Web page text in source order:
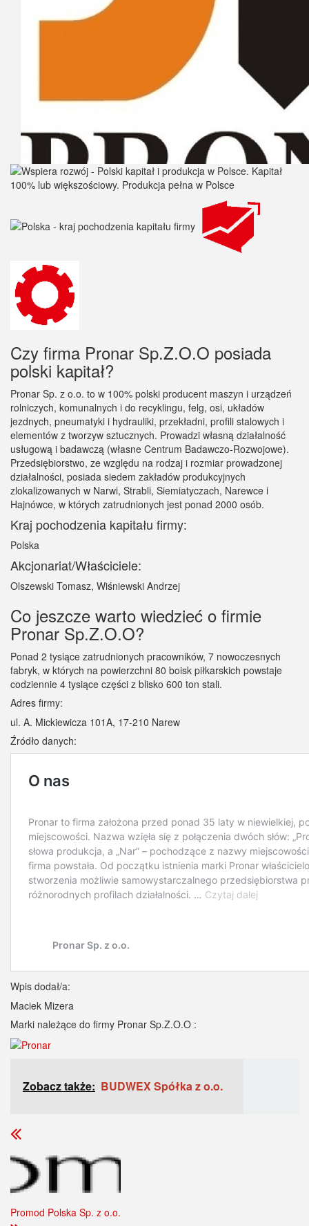
Czy firma Pronar Sp.Z.O.O posiada
polski kapitał?
Pronar Sp. z o.o. to w 100% polski producent maszyn i urządzeń
rolniczych, komunalnych i do recyklingu, felg, osi, układów
jezdnych, pneumatyki i hydrauliki, przekładni, profili stalowych i
elementów z tworzyw sztucznych. Prowadzi własną działalność
usługową i badawczą (własne Centrum Badawczo-Rozwojowe).
Przedsiębiorstwo, ze względu na rodzaj i rozmiar prowadzonej
działalności, posiada siedem zakładów produkcyjnych
zlokalizowanych w Narwi, Strabli, Siemiatyczach, Narewce i
Hajnówce, w których zatrudnionych jest ponad 2000 osób.
Kraj pochodzenia kapitału firmy:
Polska
Akcjonariat/Właściciele:
Olszewski Tomasz, Wiśniewski Andrzej
Co jeszcze warto wiedzieć o firmie
Pronar Sp.Z.O.O?
Ponad 2 tysiące zatrudnionych pracowników, 7 nowoczesnych
fabryk, w których na powierzchni 80 boisk piłkarskich powstaje
codziennie 4 tysiące części z blisko 600 ton stali.
Adres firmy:
ul. A. Mickiewicza 101A, 17-210 Narew
Źródło danych:
Wpis dodał/a:
Maciek Mizera
Marki należące do firmy Pronar Sp.Z.O.O :
Zobacz także: BUDWEX Spółka z o.o.
Promod Polska Sp. z o.o.